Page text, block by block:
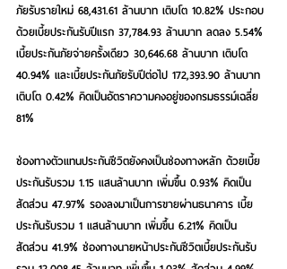
ภัยรับรายใหม่ 68,431.61 ล้านบาท เติบโต 10.82% ประกอบ
ด้วยเบี้ยประกันรับปีแรก 37,784.93 ล้านบาท ลดลง 5.54%
เบี้ยประกันภัยจ่ายครั้งเดียว 30,646.68 ล้านบาท เติบโต
40.94% และเบี้ยประกันภัยรับปีต่อไป 172,393.90 ล้านบาท
เติบโต 0.42% คิดเป็นอัตราความคงอยู่ของกรมธรรม์เฉลี่ย
81%
ช่องทางตัวแทนประกันชีวิตยังคงเป็นช่องทางหลัก ด้วยเบี้ย
ประกันรับรวม 1.15 แสนล้านบาท เพิ่มขึ้น 0.93% คิดเป็น
สัดส่วน 47.97% รองลงมาเป็นการขายผ่านธนาคาร เบี้ย
ประกันรับรวม 1 แสนล้านบาท เพิ่มขึ้น 6.21% คิดเป็น
สัดส่วน 41.9% ช่องทางนายหน้าประกันชีวิตเบี้ยประกันรับ